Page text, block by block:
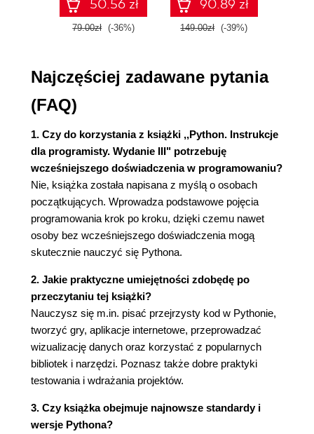
Nadawanie nazw zmiennym i używanie
zmiennych
Zmienna to etykieta
Używanie zmiennych w ciągach
tekstowych
Dodawanie białych znaków do ciągów
tekstowych za pomocą tabulatora i
znaku nowego wiersza
Usunięcie białych znaków
Usunięcie prefiksu
Unikanie błędów składni w ciągach
tekstowych
Liczby
Liczby całkowite
Liczby zmiennoprzecinkowe
Liczby całkowite i zmiennoprzecinkowe
Znaki podkreślenia w liczbach
Wiele przypisań
Komentarze
Jak można utworzyć komentarz?
50.56 zł
79.00zł (-36%)
90.89 zł
149.00zł (-39%)
Najczęściej zadawane pytania
(FAQ)
1. Czy do korzystania z książki ,,Python. Instrukcje
dla programisty. Wydanie III" potrzebuję
wcześniejszego doświadczenia w programowaniu?
Nie, książka została napisana z myślą o osobach
początkujących. Wprowadza podstawowe pojęcia
programowania krok po kroku, dzięki czemu nawet
osoby bez wcześniejszego doświadczenia mogą
skutecznie nauczyć się Pythona.
2. Jakie praktyczne umiejętności zdobędę po
przeczytaniu tej książki?
Nauczysz się m.in. pisać przejrzysty kod w Pythonie,
tworzyć gry, aplikacje internetowe, przeprowadzać
wizualizację danych oraz korzystać z popularnych
bibliotek i narzędzi. Poznasz także dobre praktyki
testowania i wdrażania projektów.
3. Czy książka obejmuje najnowsze standardy i
wersje Pythona?